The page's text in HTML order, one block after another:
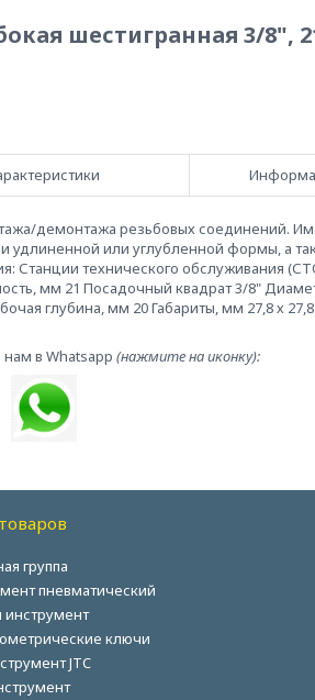
шестигранная 3/8",
демонтажа резьбовых соединений.
или углубленной формы, а
Станции технического обслуживания
мм 21 Посадочный квадрат 3/8"
глубина, мм 20 Габариты, мм 27,8 х 27,8
нам в Whatsapp (нажмите на иконку):
группа
пневматический
инструмент
ключи
JTC